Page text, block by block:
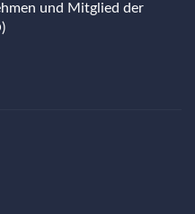
und Mitglied der